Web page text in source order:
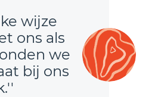
wijze
ons als
we
bij ons